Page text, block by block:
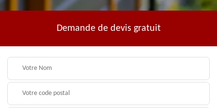
Demande de devis gratuit